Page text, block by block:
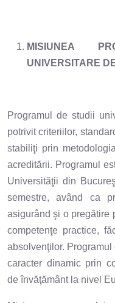
MISIUNEA
UNIVERSITARE
Programul de studii
potrivit criteriilor,
stabiliţi prin
acreditării. Programul
Universităţii din
semestre, având ca
asigurând şi o pregătire
competenţe practice,
absolvenţilor.
caracter dinamic prin
de învăţământ la nivel